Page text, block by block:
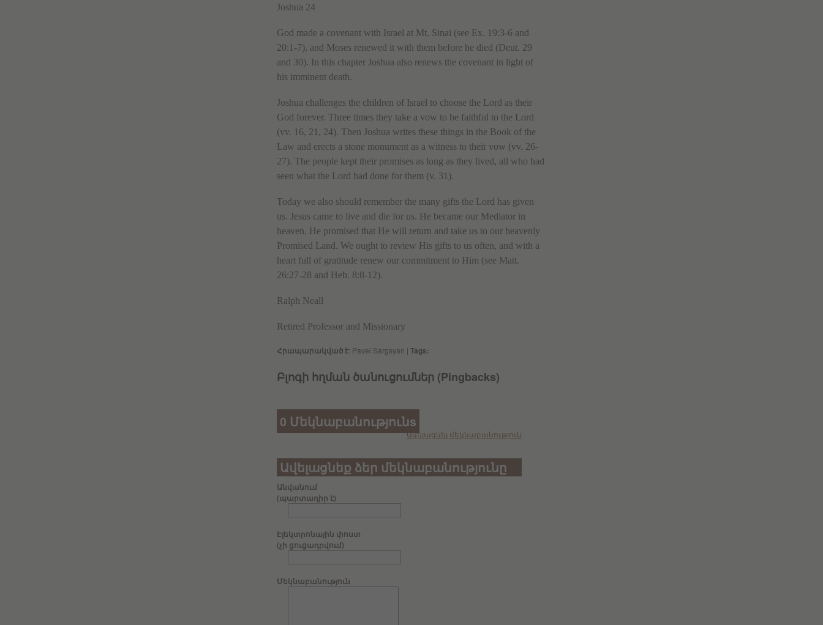
Joshua 24
God made a covenant with Israel at Mt. Sinai (see Ex. 19:3-6 and
20:1-7), and Moses renewed it with them before he died (Deut. 29
and 30). In this chapter Joshua also renews the covenant in light of
his imminent death.
Joshua challenges the children of Israel to choose the Lord as their
God forever. Three times they take a vow to be faithful to the Lord
(vv. 16, 21, 24). Then Joshua writes these things in the Book of the
Law and erects a stone monument as a witness to their vow (vv. 26-
27). The people kept their promises as long as they lived, all who had
seen what the Lord had done for them (v. 31).
Today we also should remember the many gifts the Lord has given
us. Jesus came to live and die for us. He became our Mediator in
heaven. He promised that He will return and take us to our heavenly
Promised Land. We ought to review His gifts to us often, and with a
heart full of gratitude renew our commitment to Him (see Matt.
26:27-28 and Heb. 8:8-12).
Ralph Neall
Retired Professor and Missionary
Հրապարակված է: Pavel Sargsyan | Tags:
Բլոգի հղման ծանուցումներ (Pingbacks)
0 Մեկնաբանությունs
Ավելացնել մեկնաբանություն
Ավելացնեք ձեր մեկնաբանությունը
Անվանում
(պարտադիր է)
Էլեկտրոնային փոստ
(չի ցուցադրվում)
Մեկնաբանություն